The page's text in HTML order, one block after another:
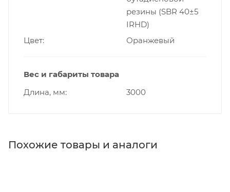
резины (SBR 40±5
IRHD)
Цвет
Оранжевый
Вес и габариты товара
Длина, мм
3000
Похожие товары и аналоги